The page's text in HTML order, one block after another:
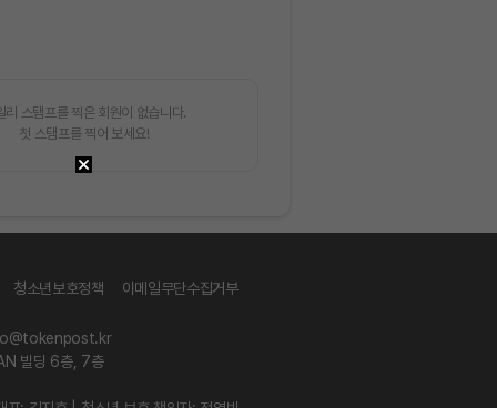
리 스탬프를 찍은 회원이 없습니다.
첫 스탬프를 찍어 보세요!
청소년보호정책 이메일무단수집거부
빌딩 6층, 7층